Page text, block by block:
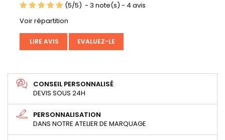
(5/5) - 3 note(s) - 4 avis
Voir répartition
LIRE AVIS EVALUEZ-LE
CONSEIL PERSONNALISÉ
DEVIS SOUS 24H
PERSONNALISATION
DANS NOTRE ATELIER DE MARQUAGE